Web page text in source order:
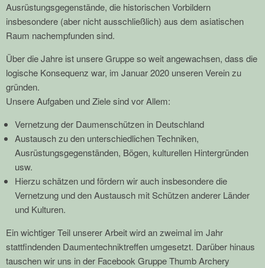
Ausrüstungsgegenstände, die historischen Vorbildern
insbesondere (aber nicht ausschließlich) aus dem asiatischen
Raum nachempfunden sind.
Über die Jahre ist unsere Gruppe so weit angewachsen, dass die
logische Konsequenz war, im Januar 2020 unseren Verein zu
gründen.
Unsere Aufgaben und Ziele sind vor Allem:
Vernetzung der Daumenschützen in Deutschland
Austausch zu den unterschiedlichen Techniken,
Ausrüstungsgegenständen, Bögen, kulturellen Hintergründen
usw.
Hierzu schätzen und fördern wir auch insbesondere die
Vernetzung und den Austausch mit Schützen anderer Länder
und Kulturen.
Ein wichtiger Teil unserer Arbeit wird an zweimal im Jahr
stattfindenden Daumentechniktreffen umgesetzt. Darüber hinaus
tauschen wir uns in der Facebook Gruppe Thumb Archery